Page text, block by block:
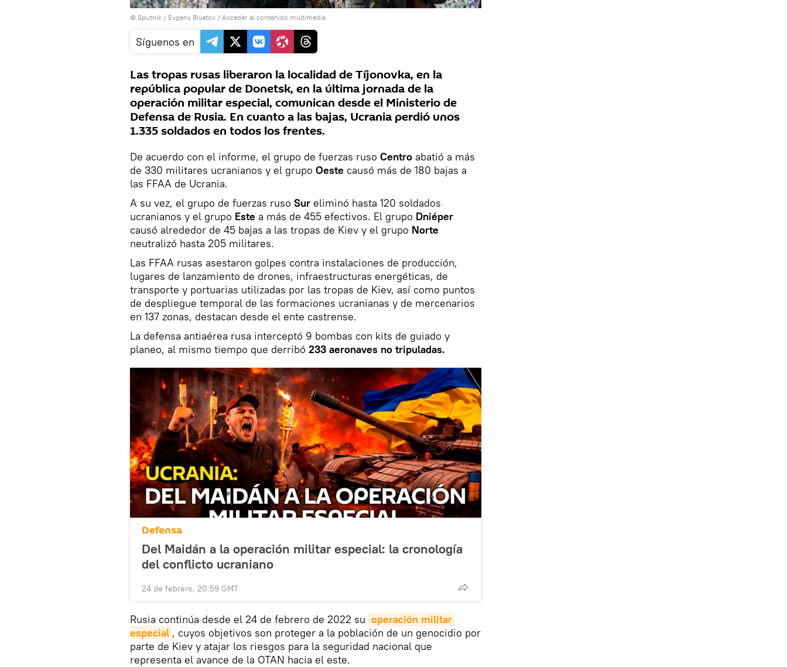
© Sputnik / Evgeny Biyatov / Acceder al contenido multimedia
Síguenos en
Las tropas rusas liberaron la localidad de Tíjonovka, en la
república popular de Donetsk, en la última jornada de la
operación militar especial, comunican desde el Ministerio de
Defensa de Rusia. En cuanto a las bajas, Ucrania perdió unos
1.335 soldados en todos los frentes.
De acuerdo con el informe, el grupo de fuerzas ruso Centro abatió a más
de 330 militares ucranianos y el grupo Oeste causó más de 180 bajas a
las FFAA de Ucrania.
A su vez, el grupo de fuerzas ruso Sur eliminó hasta 120 soldados
ucranianos y el grupo Este a más de 455 efectivos. El grupo Dniéper
causó alrededor de 45 bajas a las tropas de Kiev y el grupo Norte
neutralizó hasta 205 militares.
Las FFAA rusas asestaron golpes contra instalaciones de producción,
lugares de lanzamiento de drones, infraestructuras energéticas, de
transporte y portuarias utilizadas por las tropas de Kiev, así como puntos
de despliegue temporal de las formaciones ucranianas y de mercenarios
en 137 zonas, destacan desde el ente castrense.
La defensa antiaérea rusa interceptó 9 bombas con kits de guiado y
planeo, al mismo tiempo que derribó 233 aeronaves no tripuladas.
Defensa
Del Maidán a la operación militar especial: la cronología
del conflicto ucraniano
24 de febrero, 20:59 GMT
Rusia continúa desde el 24 de febrero de 2022 su operación militar
especial , cuyos objetivos son proteger a la población de un genocidio por
parte de Kiev y atajar los riesgos para la seguridad nacional que
representa el avance de la OTAN hacia el este.